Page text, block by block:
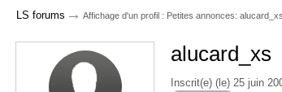
LS forums → Affichage d'un profil : Petites annonces: alucard_xs
alucard_xs
Inscrit(e) (le) 25 juin